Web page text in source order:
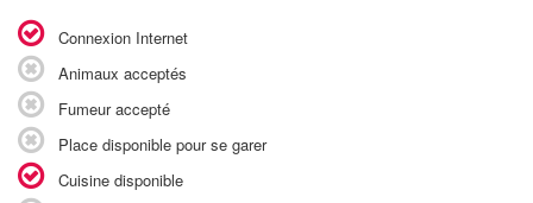
Connexion Internet
Animaux acceptés
Fumeur accepté
Place disponible pour se garer
Cuisine disponible